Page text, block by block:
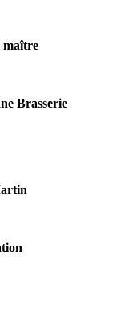
maître
Brasserie